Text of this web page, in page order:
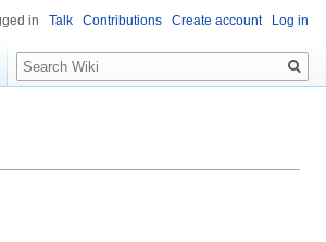
in Talk Contributions Create account Log in
Search